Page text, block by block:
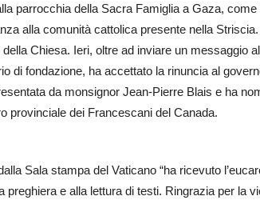
parrocchia della Sacra Famiglia a Gaza,
alla comunità cattolica presente nella
Chiesa. Ieri, oltre ad inviare un messaggio
di fondazione, ha accettato la rinuncia al
da monsignor Jean-Pierre Blais e ha
provinciale dei Francescani del Canada.
Sala stampa del Vaticano “ha ricevuto
preghiera e alla lettura di testi. Ringrazia per la